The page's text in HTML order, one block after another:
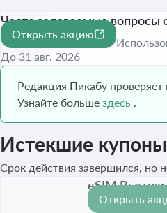
Часто задаваемые вопросы
одном разделе
До 31 авг. 2026
Открыть акцию
Редакция Пикабу
Узнайте больше здесь .
Истекшие купоны
Срок действия завершился, но
-44%
eSIM
Срок акции
Открыть